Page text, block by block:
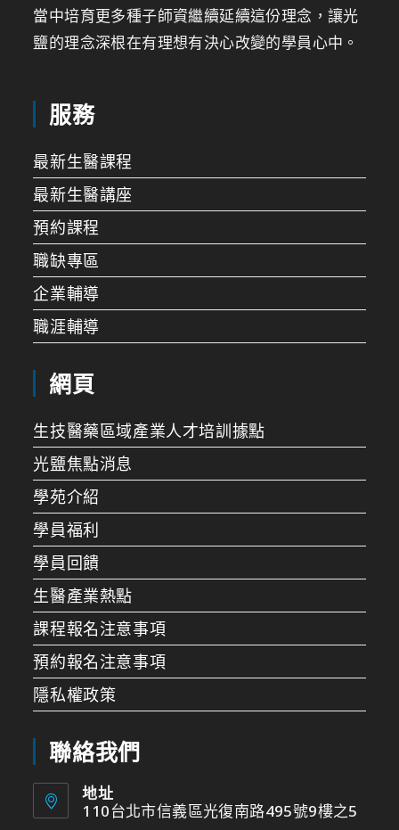
當中培育更多種子師資繼續延續這份理念，讓光
鹽的理念深根在有理想有決心改變的學員心中。
服務
最新生醫課程
最新生醫講座
預約課程
職缺專區
企業輔導
職涯輔導
網頁
生技醫藥區域產業人才培訓據點
光鹽焦點消息
學苑介紹
學員福利
學員回饋
生醫產業熱點
課程報名注意事項
預約報名注意事項
隱私權政策
聯絡我們
地址
110台北市信義區光復南路495號9樓之5